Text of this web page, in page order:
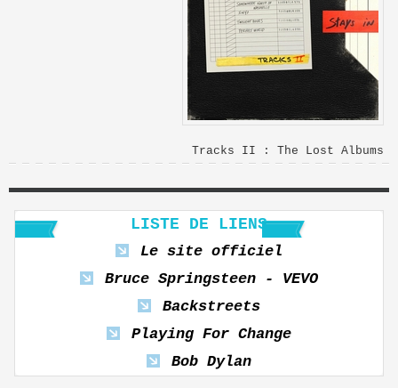
Tracks II : The Lost Albums
LISTE DE LIENS
Le site officiel
Bruce Springsteen - VEVO
Backstreets
Playing For Change
Bob Dylan